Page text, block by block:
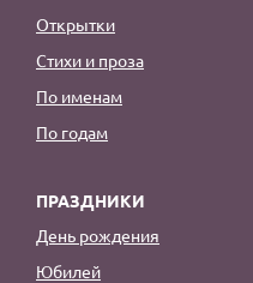
Открытки
Стихи и проза
По именам
По годам
ПРАЗДНИКИ
День рождения
Юбилей